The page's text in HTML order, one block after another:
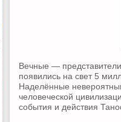
Вечные —
появились на свет 5
Наделённые
человеческой
события и действия